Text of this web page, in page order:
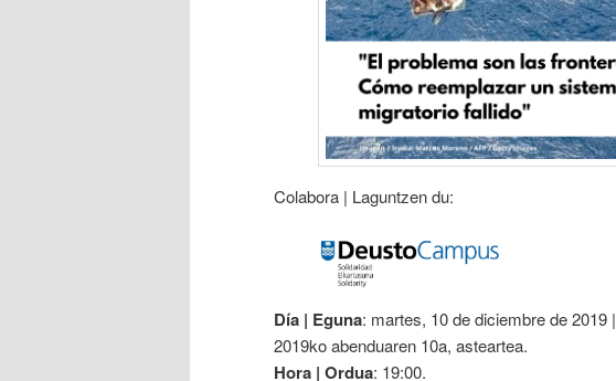
Colabora | Laguntzen du:
Día | Eguna: martes, 10 de diciembre de 2019 |
2019ko abenduaren 10a, asteartea.
Hora | Ordua: 19:00.